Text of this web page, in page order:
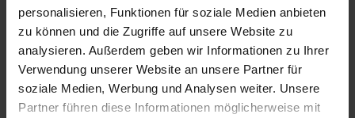
personalisieren, Funktionen für soziale Medien anbieten
zu können und die Zugriffe auf unsere Website zu
analysieren. Außerdem geben wir Informationen zu Ihrer
Verwendung unserer Website an unsere Partner für
soziale Medien, Werbung und Analysen weiter. Unsere
Partner führen diese Informationen möglicherweise mit